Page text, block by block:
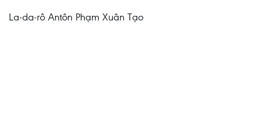
La-da-rô Antôn Phạm Xuân Tạo